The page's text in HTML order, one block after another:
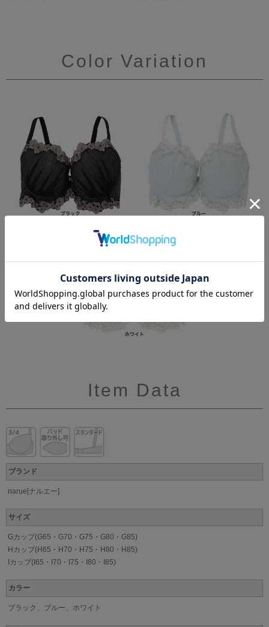
Color Variation
Item Data
ブランド
narue[ナルエー]
サイズ
Gカップ(G65・G70・G75・G80・G85)
Hカップ(H65・H70・H75・H80・H85)
Iカップ(I65・I70・I75・I80・I85)
カラー
ブラック、ブルー、ホワイト